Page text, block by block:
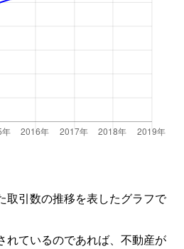
取引数の推移を表したグラフで
れているのであれば、不動産が